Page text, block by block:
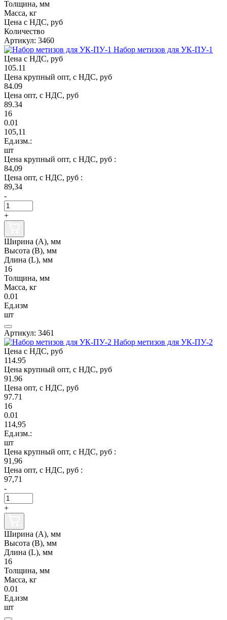
Толщина, мм
Масса, кг
Цена с НДС, руб
Количество
Артикул: 3460
Набор метизов для УК-ПУ-1
Цена с НДС, руб
105.11
Цена крупный опт, с НДС, руб
84.09
Цена опт, с НДС, руб
89.34
16
0.01
105,11
Ед.изм.:
шт
Цена крупный опт, с НДС, руб :
84,09
Цена опт, с НДС, руб :
89,34
-
+
Ширина (А), мм
Высота (В), мм
Длина (L), мм
16
Толщина, мм
Масса, кг
0.01
Ед.изм
шт
Артикул: 3461
Набор метизов для УК-ПУ-2
Цена с НДС, руб
114.95
Цена крупный опт, с НДС, руб
91.96
Цена опт, с НДС, руб
97.71
16
0.01
114,95
Ед.изм.:
шт
Цена крупный опт, с НДС, руб :
91,96
Цена опт, с НДС, руб :
97,71
-
+
Ширина (А), мм
Высота (В), мм
Длина (L), мм
16
Толщина, мм
Масса, кг
0.01
Ед.изм
шт